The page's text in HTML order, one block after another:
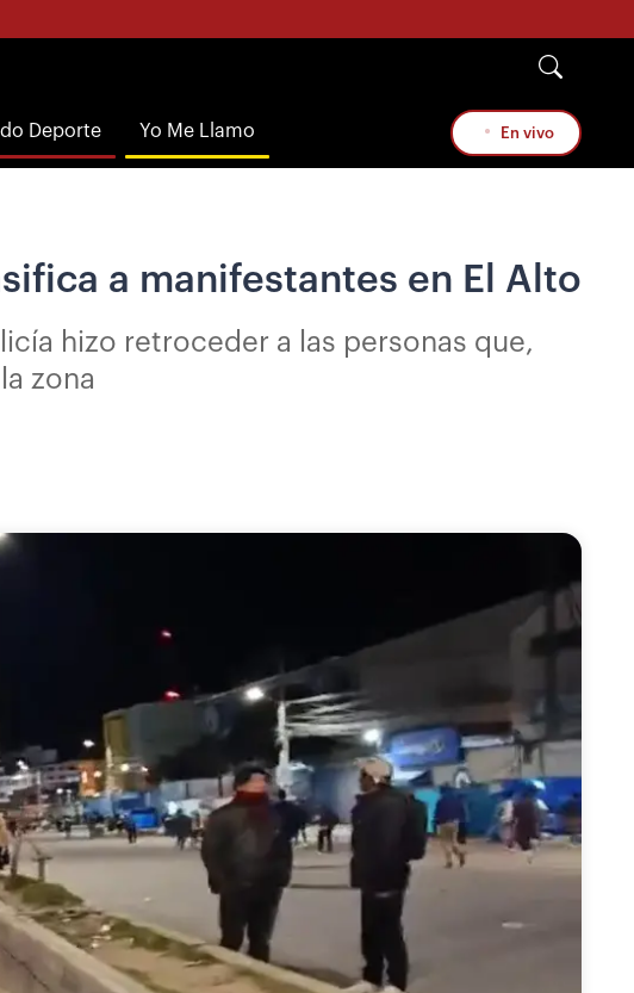
Deporte Yo Me Llamo En vivo
a manifestantes en El Alto
hizo retroceder a las personas que,
zona